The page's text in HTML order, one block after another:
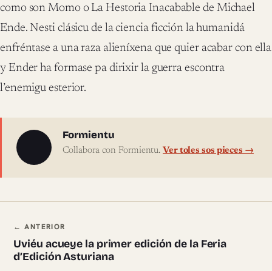
como son Momo o La Hestoria Inacabable de Michael
Ende. Nesti clásicu de la ciencia ficción la humanidá
enfréntase a una raza alieníxena que quier acabar con ella
y Ender ha formase pa dirixir la guerra escontra
l’enemigu esterior.
Sobre l'autor
Formientu
Collabora con Formientu. Ver toles sos pieces →
Navegación ente pieces
← ANTERIOR
Uviéu acueye la primer edición de la Feria
d’Edición Asturiana